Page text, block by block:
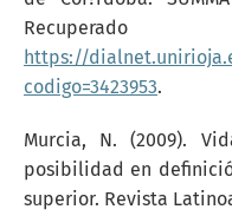
https://
codigo=3423953.
Murcia, N. (2009).
posibilidad en
superior. Revista